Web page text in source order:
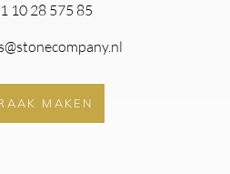
10 28 575 85
MAKEN